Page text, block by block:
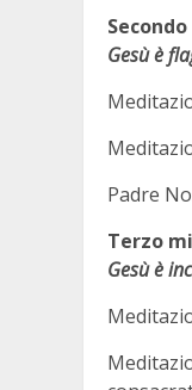
Gesù è
Padre
Terzo
Gesù è